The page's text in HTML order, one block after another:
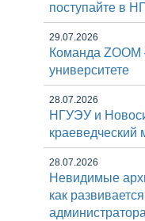
поступайте в
29.07.2026
Команда
университете
28.07.2026
НГУЭУ и
краеведческий
28.07.2026
Невидимые
как
администратора